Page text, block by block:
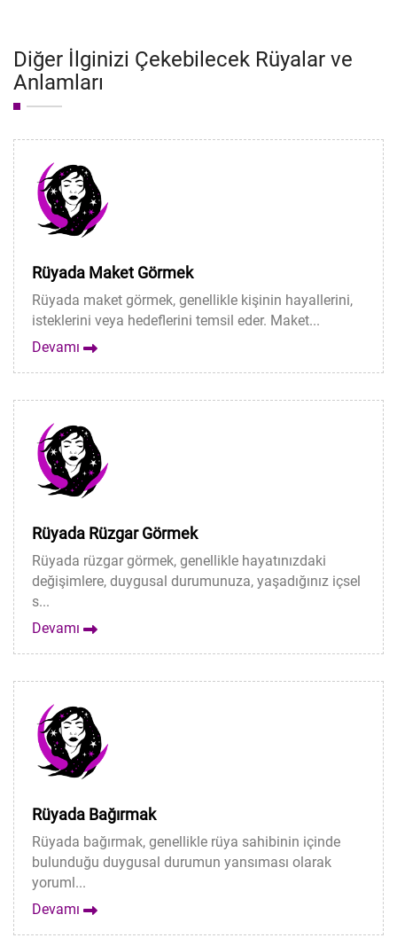
Diğer İlginizi Çekebilecek Rüyalar ve
Anlamları
Rüyada Maket Görmek
Rüyada maket görmek, genellikle kişinin hayallerini,
isteklerini veya hedeflerini temsil eder. Maket...
Devamı
Rüyada Rüzgar Görmek
Rüyada rüzgar görmek, genellikle hayatınızdaki
değişimlere, duygusal durumunuza, yaşadığınız içsel
s...
Devamı
Rüyada Bağırmak
Rüyada bağırmak, genellikle rüya sahibinin içinde
bulunduğu duygusal durumun yansıması olarak
yoruml...
Devamı